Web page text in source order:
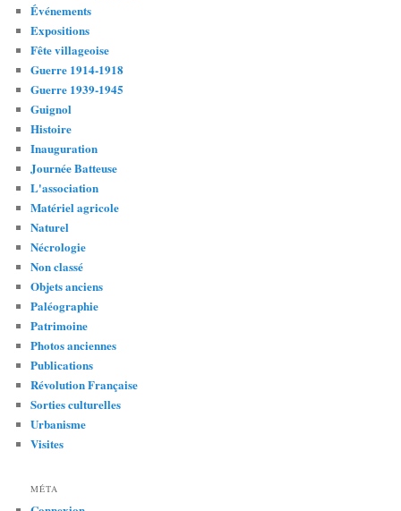
Événements
Expositions
Fête villageoise
Guerre 1914-1918
Guerre 1939-1945
Guignol
Histoire
Inauguration
Journée Batteuse
L'association
Matériel agricole
Naturel
Nécrologie
Non classé
Objets anciens
Paléographie
Patrimoine
Photos anciennes
Publications
Révolution Française
Sorties culturelles
Urbanisme
Visites
MÉTA